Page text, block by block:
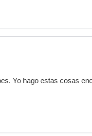
Yo hago estas cosas